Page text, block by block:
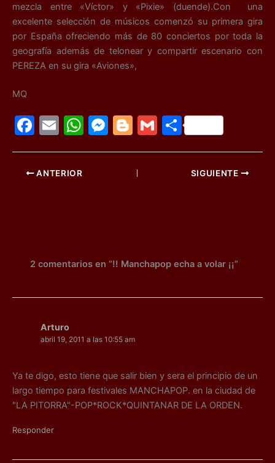
mezcla entre «Víctor» y «Pixie» (duende).Con una
excelente selección de músicos comenzó su primera gira
por España ofreciendo más de 80 conciertos por toda la
geografía además de telonear y compartir escenario con
PEREZA en su gira «Aviones»,
MQ
F
c
e
k
E
ai
l
W M
er
Bl
g
g
G C
m
p
ANTERIOR SIGUIENTE
2 comentarios en “!! Manchapop echa a volar ¡¡”
Arturo
abril 19, 2011 a las 10:55 am
Ya te digo, esto tiene que salir bien y sera el principio de un
largo tiempo para festivales MANCHAPOP. en la ciudad de
"LA PITORRA"-POP*ROCK*QUINTANAR DE LA ORDEN.
Responder